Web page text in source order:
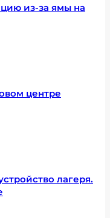
из-за ямы на
центре
лагеря.